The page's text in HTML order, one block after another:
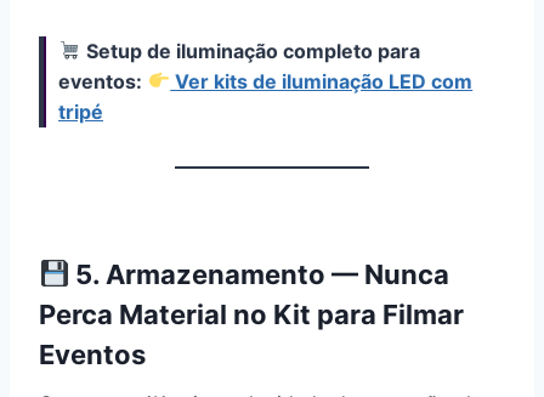
Setup de iluminação completo para
eventos:
Ver kits de iluminação LED com
tripé
5. Armazenamento — Nunca
Perca Material no Kit para Filmar
Eventos